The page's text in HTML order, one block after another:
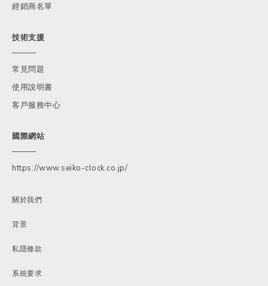
經銷商名單
技術支援
常見問題
使用說明書
客戶服務中心
國際網站
https://www.seiko-clock.co.jp/
關於我們
背景
私隱條款
系統要求